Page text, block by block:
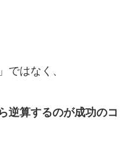
ではなく、
逆算するのが成功のコ